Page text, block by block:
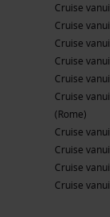
Cruise in
november 2026
Geniet van
en
zonder de
Veel
ideaal om
Cruise
Cruise
Cruise
Cruise
Cruise
Cruise
(Rome)
Cruise
Cruise
Cruise
Cruise